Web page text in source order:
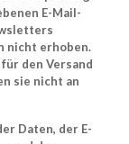
E-Mail-
nicht erhoben.
den Versand
sie nicht an
Daten, der E-